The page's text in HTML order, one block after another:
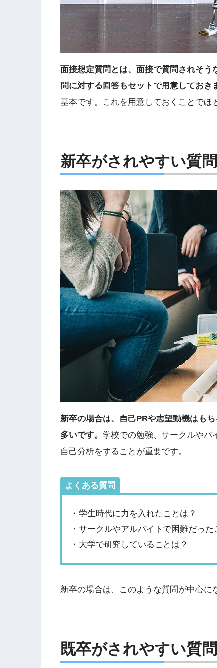
面接想定質問とは、面接で質問されそ
問に対する回答もセットで用意しておき
基本です。これを用意しておくことでほ
新卒がされやすい質
新卒の場合は、自己PRや志望動機はも
多いです。 学校での勉強、サークルやバ
自己分析をすることが重要です。
よくある質問
・学生時代に力を入れたことは？
・サークルやアルバイトで困難だった
・大学で研究していることは？
新卒の場合は、このような質問が中心に
既卒がされやすい質